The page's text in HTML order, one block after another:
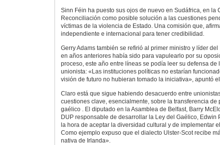
Sinn Féin ha puesto sus ojos de nuevo en Sudáfrica, en la
Reconciliación como posible solución a las cuestiones
víctimas de la violencia de Estado. Una comisión que,
independiente e internacional para tener credibilidad.
Gerry Adams también se refirió al primer ministro y líder del
en años anteriores había sido para vapulearlo por su
proceso, este año entre líneas se podía leer su defensa de
unionista: «Las instituciones políticas no estarían
visión de futuro no hubieran tomado la iniciativa», apuntó
Claro está que sigue habiendo desacuerdo entre
cuestiones clave, esencialmente, sobre la transferencia de
gaélico . El diputado en la Asamblea de Belfast, Barry
DUP responsable de desarrollar la Ley del Gaélico, Edwin
la hora de aceptar la diversidad cultural y de implementar
Como ejemplo expuso que el dialecto Ulster-Scot recibe
nativa de Irlanda».